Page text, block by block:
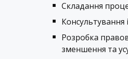
Складання
Консультування
Розробка
зменшення та